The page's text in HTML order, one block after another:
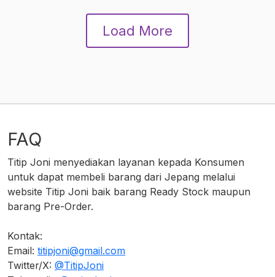
Rp318,000.
ini
adalah:
Load More
FAQ
Titip Joni menyediakan layanan kepada Konsumen
untuk dapat membeli barang dari Jepang melalui
website Titip Joni baik barang Ready Stock maupun
barang Pre-Order.
Kontak:
Email: titipjoni@gmail.com
Twitter/X: @TitipJoni